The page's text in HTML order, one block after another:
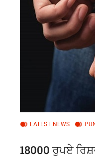
LATEST NEWS
18000 ਰੁਪਏ